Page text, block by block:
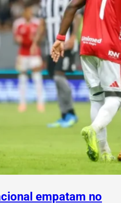
empatam no